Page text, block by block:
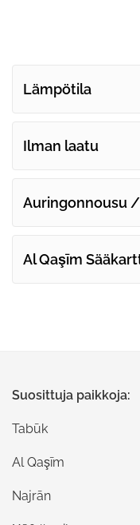
Lämpötila
Ilman laatu
Auringonnousu
Al Qaşīm
Suosittuja paikkoja:
Tabūk
Al Qaşīm
Najrān